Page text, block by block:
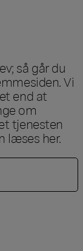
så går du
Vi
end at
om
tjenesten
læses her.